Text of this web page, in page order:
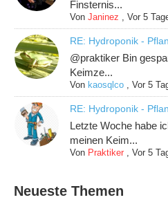
Finsternis...
VonJaninez ,Vor 5
RE: Hydroponik -
@praktiker Bin
Keimze...
Von kaosqlco ,Vor 5
RE: Hydroponik -
Letzte Woche habe
meinen Keim...
Von Praktiker ,Vor 5
Neueste Themen